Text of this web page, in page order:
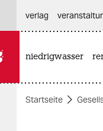
themen
verlag
niedrigwasser
Startseite